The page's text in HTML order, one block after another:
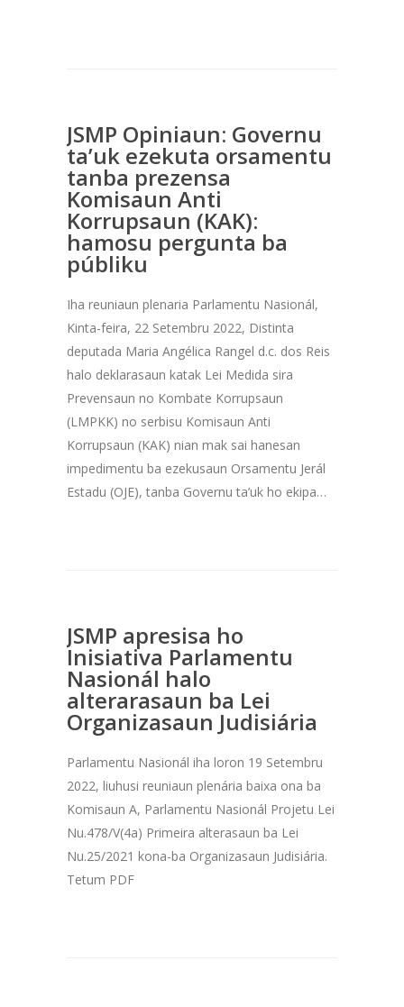
JSMP Opiniaun: Governu
ta’uk ezekuta orsamentu
tanba prezensa
Komisaun Anti
Korrupsaun (KAK):
hamosu pergunta ba
públiku
Iha reuniaun plenaria Parlamentu Nasionál,
Kinta-feira, 22 Setembru 2022, Distinta
deputada Maria Angélica Rangel d.c. dos Reis
halo deklarasaun katak Lei Medida sira
Prevensaun no Kombate Korrupsaun
(LMPKK) no serbisu Komisaun Anti
Korrupsaun (KAK) nian mak sai hanesan
impedimentu ba ezekusaun Orsamentu Jerál
Estadu (OJE), tanba Governu ta’uk ho ekipa…
JSMP apresisa ho
Inisiativa Parlamentu
Nasionál halo
alterarasaun ba Lei
Organizasaun Judisiária
Parlamentu Nasionál iha loron 19 Setembru
2022, liuhusi reuniaun plenária baixa ona ba
Komisaun A, Parlamentu Nasionál Projetu Lei
Nu.478/V(4a) Primeira alterasaun ba Lei
Nu.25/2021 kona-ba Organizasaun Judisiária.
Tetum PDF